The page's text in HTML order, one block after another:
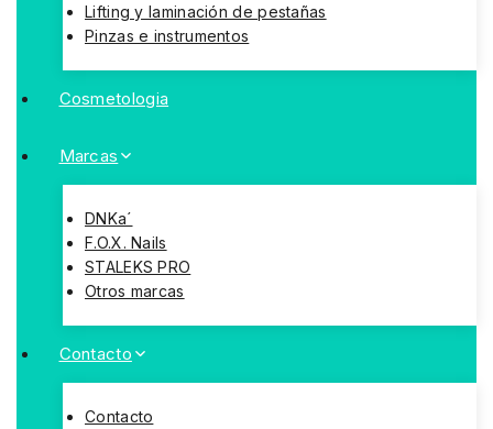
Lifting y laminación de pestañas
Pinzas e instrumentos
Cosmetologia
Marcas
DNKa´
F.O.X. Nails
STALEKS PRO
Otros marcas
Contacto
Contacto